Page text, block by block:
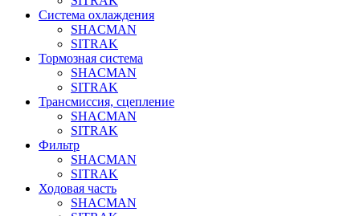
Система охлаждения
SHACMAN
SITRAK
Тормозная система
SHACMAN
SITRAK
Трансмиссия, сцепление
SHACMAN
SITRAK
Фильтр
SHACMAN
SITRAK
Ходовая часть
SHACMAN